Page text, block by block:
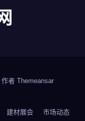
作者 Themeansar
建材展会 市场动态